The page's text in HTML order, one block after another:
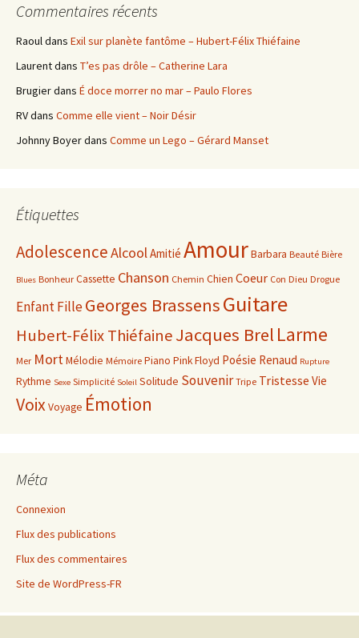
Commentaires récents
Raouldans Exil sur planète fantôme – Hubert-Félix Thiéfaine
Laurentdans T’es pas drôle – Catherine Lara
Brugierdans É doce morrer no mar – Paulo Flores
RVdans Comme elle vient – Noir Désir
Johnny Boyerdans Comme un Lego – Gérard Manset
Étiquettes
AdolescenceAlcoolAmitié AmourBarbara Beauté Bière
Blues Bonheur Cassette Chanson Chemin Chien Coeur Con Dieu Drogue
EnfantFilleGeorges BrassensGuitare
Hubert-Félix ThiéfaineJacques Brel Larme
Mer MortMélodie Mémoire Piano Pink Floyd Poésie Renaud Rupture
Rythme Sexe Simplicité Soleil Solitude Souvenir Tripe Tristesse Vie
VoixVoyage Émotion
Méta
Connexion
Flux des publications
Flux des commentaires
Site de WordPress-FR